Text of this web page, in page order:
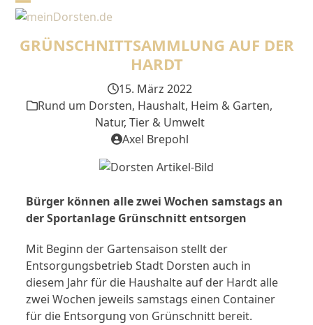
Skip
content
Open
mobile
Close
mobile
GRÜNSCHNITTSAMMLUNG AUF DER
HARDT
15. März 2022
Rund um Dorsten, Haushalt, Heim & Garten,
Natur, Tier & Umwelt
Axel Brepohl
Bürger können alle zwei Wochen samstags an
der Sportanlage Grünschnitt entsorgen
Mit Beginn der Gartensaison stellt der
Entsorgungsbetrieb Stadt Dorsten auch in
diesem Jahr für die Haushalte auf der Hardt alle
zwei Wochen jeweils samstags einen Container
für die Entsorgung von Grünschnitt bereit.